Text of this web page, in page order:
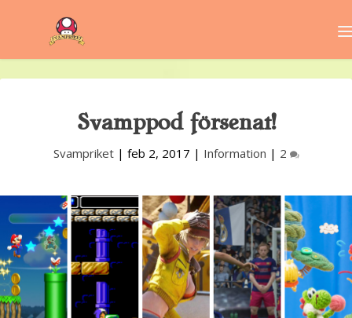
Svamppod försenat!
Svampriket| feb 2, 2017 | Information | 2